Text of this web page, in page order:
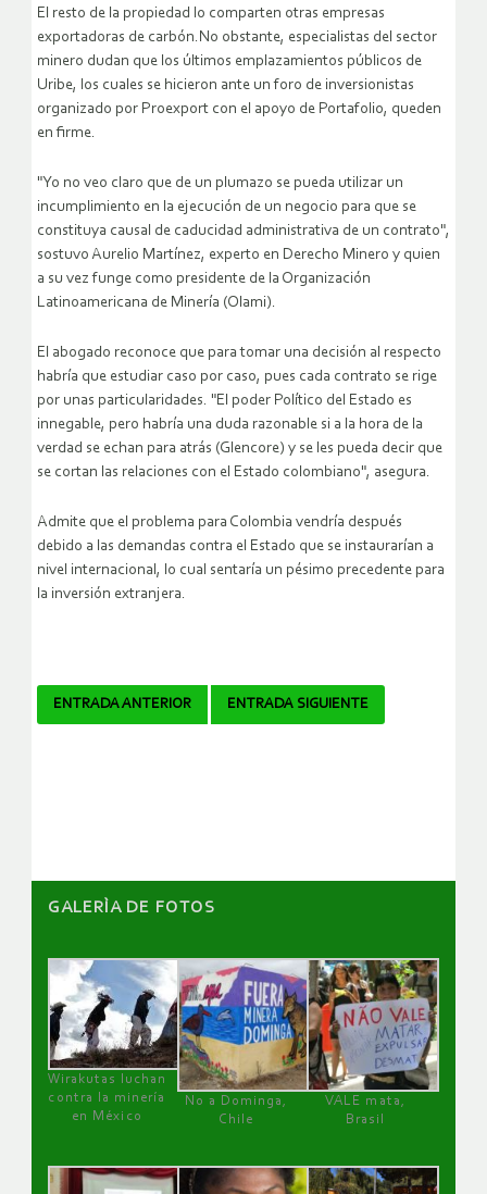
El resto de la propiedad lo comparten otras empresas
exportadoras de carbón.No obstante, especialistas del sector
minero dudan que los últimos emplazamientos públicos de
Uribe, los cuales se hicieron ante un foro de inversionistas
organizado por Proexport con el apoyo de Portafolio, queden
en firme.
"Yo no veo claro que de un plumazo se pueda utilizar un
incumplimiento en la ejecución de un negocio para que se
constituya causal de caducidad administrativa de un contrato",
sostuvo Aurelio Martínez, experto en Derecho Minero y quien
a su vez funge como presidente de la Organización
Latinoamericana de Minería (Olami).
El abogado reconoce que para tomar una decisión al respecto
habría que estudiar caso por caso, pues cada contrato se rige
por unas particularidades. "El poder Político del Estado es
innegable, pero habría una duda razonable si a la hora de la
verdad se echan para atrás (Glencore) y se les pueda decir que
se cortan las relaciones con el Estado colombiano", asegura.
Admite que el problema para Colombia vendría después
debido a las demandas contra el Estado que se instaurarían a
nivel internacional, lo cual sentaría un pésimo precedente para
la inversión extranjera.
Navegador
ENTRADA ANTERIOR ENTRADA SIGUIENTE
GALERÌA DE FOTOS
Wirakutas luchan
contra la minería
en México
No a Dominga,
Chile
VALE mata,
Brasil